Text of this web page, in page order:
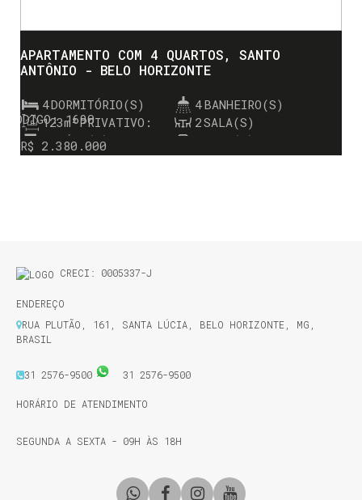
1690
APARTAMENTO COM 4 QUARTOS, SANTO
ANTÔNIO - BELO HORIZONTE
R$ 2.380.000
4DORMITÓRIO(S) 4BANHEIRO(S)
PRIVATIVO:
123m² 2SALA(S)
2 SUÍTE(S) VAGA(S)
CRECI: 0005337-J
ENDEREÇO
RUA PLUTÃO
161 SANTA LÚCIA BELO HORIZONTE MG
BRASIL
31 2576-9500 31 2576-9500
HORÁRIO DE ATENDIMENTO
SEGUNDA A SEXTA - 09H ÀS 18H